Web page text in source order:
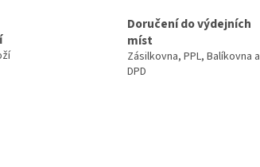
Doručení do výdejních
míst
Zásilkovna, PPL, Balíkovna a
DPD